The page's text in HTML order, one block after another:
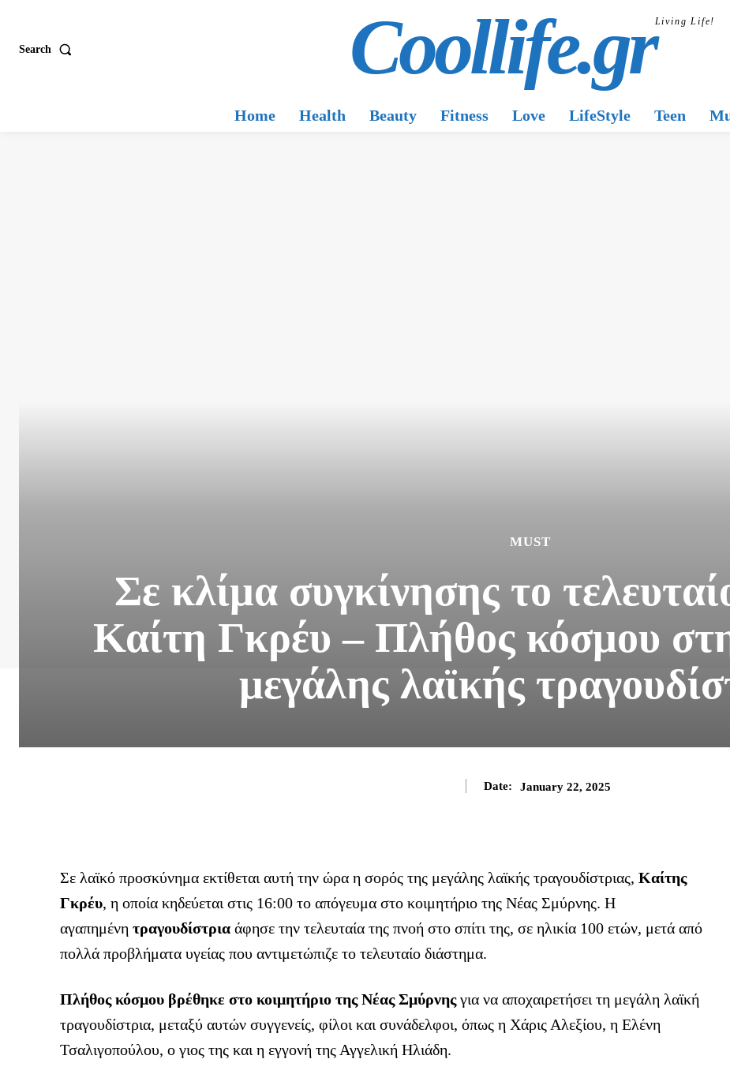
Search Coollife.grLiving Life!
Home Health Beauty Fitness Love LifeStyle Teen
MUST
Σε κλίμα συγκίνησης το
Καίτη Γκρέυ – Πλήθος κόσμου
μεγάλης λαϊκής
Date: January 22, 2025
Σε λαϊκό προσκύνημα εκτίθεται αυτή την ώρα η σορός της μεγάλης λαϊκής τραγουδίστριας, Καίτης
Γκρέυ, η οποία κηδεύεται στις 16:00 το απόγευμα στο κοιμητήριο της Νέας Σμύρνης. Η
αγαπημένη τραγουδίστρια άφησε την τελευταία της πνοή στο σπίτι της, σε ηλικία 100 ετών, μετά από
πολλά προβλήματα υγείας που αντιμετώπιζε το τελευταίο διάστημα.
Πλήθος κόσμου βρέθηκε στο κοιμητήριο της Νέας Σμύρνηςγια να αποχαιρετήσει τη μεγάλη λαϊκή
τραγουδίστρια, μεταξύ αυτών συγγενείς, φίλοι και συνάδελφοι, όπως η Χάρις Αλεξίου, η Ελένη
Τσαλιγοπούλου, ο γιος της και η εγγονή της Αγγελική Ηλιάδη.